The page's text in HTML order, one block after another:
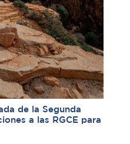
de la Segunda
a las RGCE para